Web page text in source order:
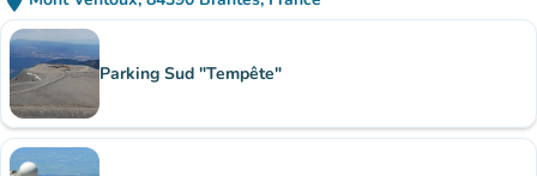
(apri in Google Maps)
(nuova scheda)
Sotto-siti
Parking Sud "Tempête"